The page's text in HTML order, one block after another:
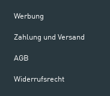
Werbung
Zahlung und Versand
AGB
Widerrufsrecht